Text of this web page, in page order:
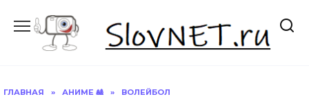
содержанию
ГЛАВНАЯ » АНИМЕ 🎎 » ВОЛЕЙБОЛ